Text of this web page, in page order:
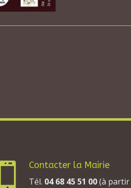

Contacter la Mairie
Tél. 04 68 45 51 00(à partir